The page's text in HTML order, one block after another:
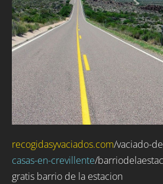
recogidasyvaciados.com/vaciado-
casas-en-crevillente/
gratis barrio de la estacion